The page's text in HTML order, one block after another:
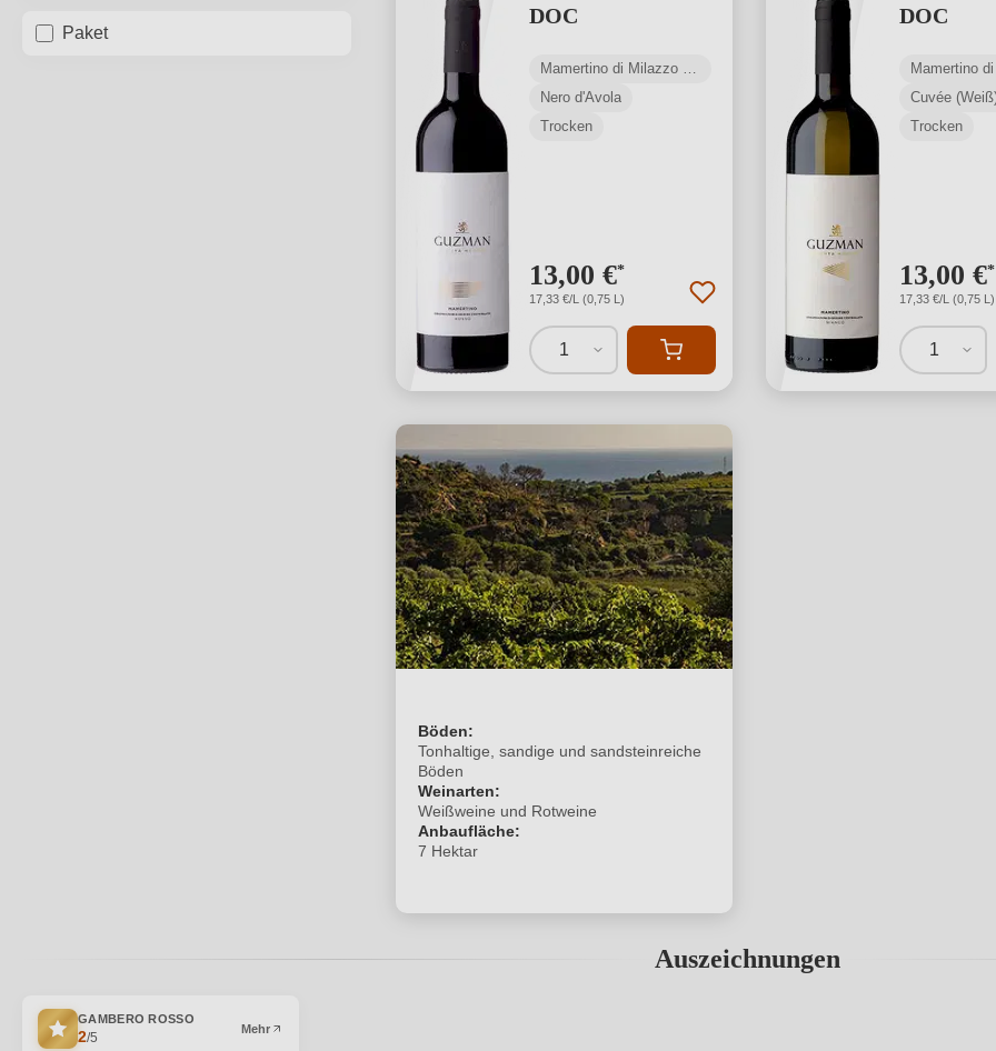
Paket
DOC
Mamertino di Milazzo DOC
Nero d'Avola
Trocken
13,00 €*
17,33 €/L (0,75 L)
1
DOC
Cuvée
Trocken
13,00 €*
17,33 €/L (0,75 L)
1
Böden:
Tonhaltige, sandige und sandsteinreiche
Böden
Weinarten:
Weißweine und Rotweine
Anbaufläche:
7 Hektar
Auszeichnungen
GAMBERO ROSSO
2/5
Mehr